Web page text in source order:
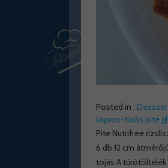
Posted in :
kapros-túrós pite
Pite Nutrifree
6 db 12 cm
tojás A túrótöltelék